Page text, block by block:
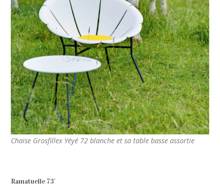
Chaise Grosfillex Yéyé 72 blanche et sa table basse assortie
Ramatuelle 73′